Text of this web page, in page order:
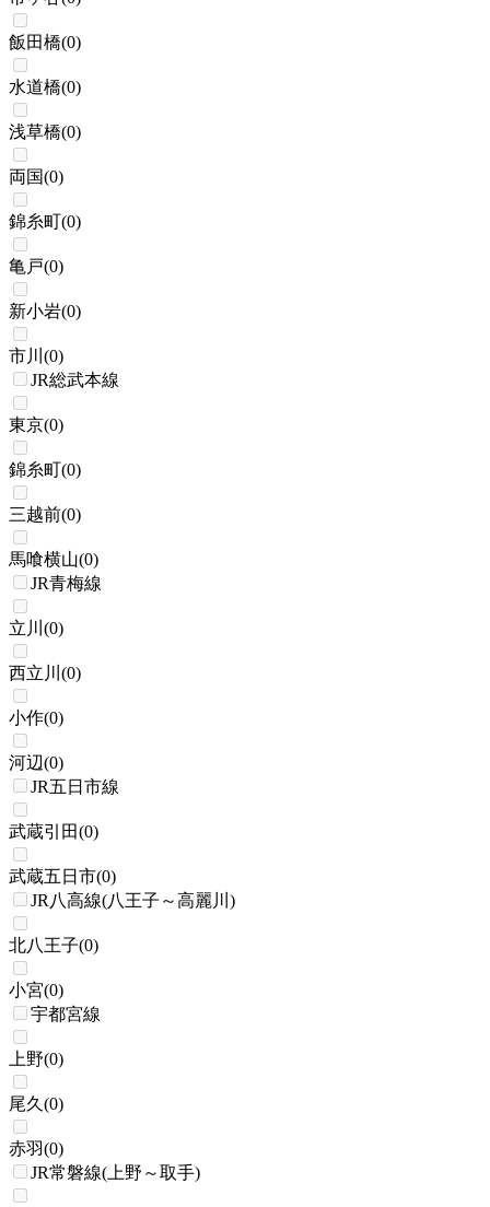
飯田橋(0)
水道橋(0)
浅草橋(0)
両国(0)
錦糸町(0)
亀戸(0)
新小岩(0)
市川 (0)
JR総武本線
東京(0)
錦糸町(0)
三越前(0)
馬喰横山(0)
JR青梅線
立川 (0)
西立川 (0)
小作(0)
河辺(0)
JR五日市線
武蔵引田(0)
武蔵五日市(0)
JR八高線(八王子～高麗川)
北八王子(0)
小宮(0)
宇都宮線
上野(0)
尾久 (0)
赤羽(0)
JR常磐線(上野～取手)